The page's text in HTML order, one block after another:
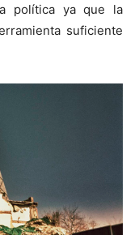
política ya que la
suficiente